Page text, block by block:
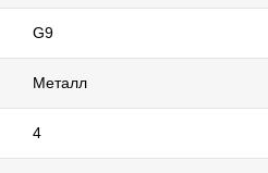
G9
Металл
4